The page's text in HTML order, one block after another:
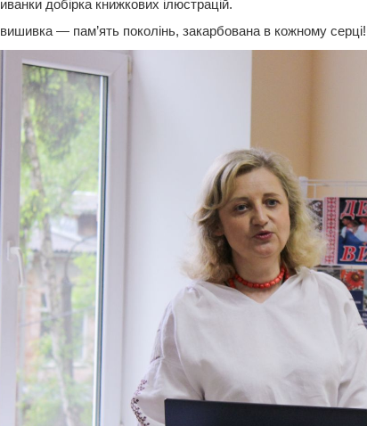
добірка книжкових ілюстрацій.
вишивка — пам’ять поколінь, закарбована в кожному